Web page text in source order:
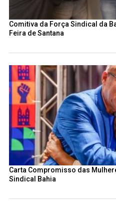
Comitiva da Força Sindical da
Feira de Santana
Carta Compromisso das
Sindical Bahia